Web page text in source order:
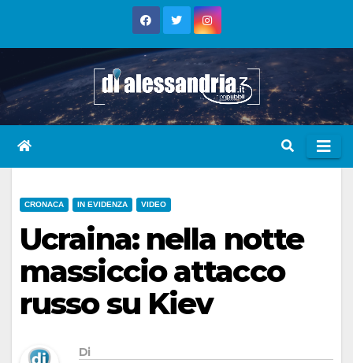
CRONACA IN EVIDENZA VIDEO
Ucraina: nella notte
massiccio attacco
russo su Kiev
Di